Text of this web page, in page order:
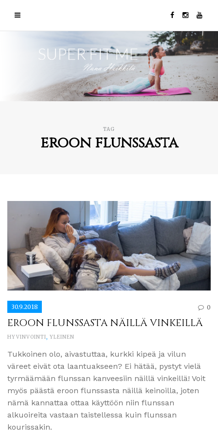
TAG
eroon flunssasta
30.9.2018 0
EROON FLUNSSASTA NÄILLÄ VINKEILLÄ
HYVINVOINTI YLEINEN
Tukkoinen olo, aivastuttaa, kurkki kipeä ja vilun
väreet eivät ota laantuakseen? Ei hätää, pystyt vielä
tyrmäämään flunssan kanveesiin näillä vinkeillä! Voit
myös päästä eroon flunssasta näillä keinoilla, joten
nämä kannattaa ottaa käyttöön niin flunssan
alkuoireita vastaan taistellessa kuin flunssan
kourissakin.